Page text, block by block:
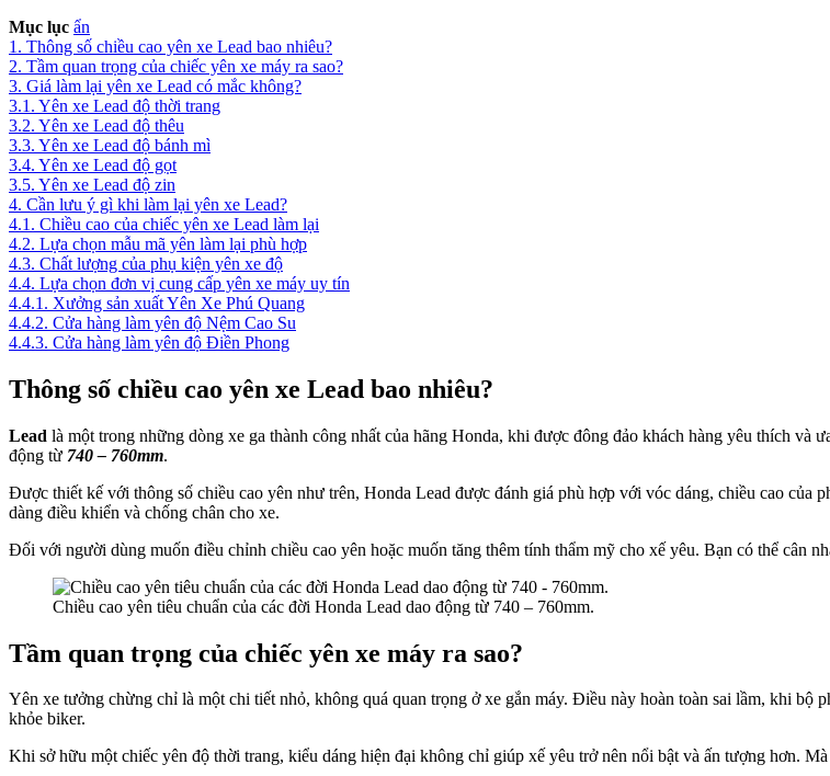
Mục lục ẩn
1. Thông số chiều cao yên xe Lead bao nhiêu?
2. Tầm quan trọng của chiếc yên xe máy ra sao?
3. Giá làm lại yên xe Lead có mắc không?
3.1. Yên xe Lead độ thời trang
3.2. Yên xe Lead độ thêu
3.3. Yên xe Lead độ bánh mì
3.4. Yên xe Lead độ gọt
3.5. Yên xe Lead độ zin
4. Cần lưu ý gì khi làm lại yên xe Lead?
4.1. Chiều cao của chiếc yên xe Lead làm lại
4.2. Lựa chọn mẫu mã yên làm lại phù hợp
4.3. Chất lượng của phụ kiện yên xe độ
4.4. Lựa chọn đơn vị cung cấp yên xe máy uy tín
4.4.1. Xưởng sản xuất Yên Xe Phú Quang
4.4.2. Cửa hàng làm yên độ Nệm Cao Su
4.4.3. Cửa hàng làm yên độ Điền Phong
Thông số chiều cao yên xe Lead bao nhiêu?
Lead là một trong những dòng xe ga thành công nhất của hãng Honda, khi được đông đảo khách hàng yêu thích và
động từ 740 – 760mm.
Được thiết kế với thông số chiều cao yên như trên, Honda Lead được đánh giá phù hợp với vóc dáng, chiều cao
dàng điều khiển và chống chân cho xe.
Đối với người dùng muốn điều chỉnh chiều cao yên hoặc muốn tăng thêm tính thẩm mỹ cho xế yêu. Bạn có thể cân
Chiều cao yên tiêu chuẩn của các đời Honda Lead dao động từ 740 – 760mm.
Tầm quan trọng của chiếc yên xe máy ra sao?
Yên xe tưởng chừng chỉ là một chi tiết nhỏ, không quá quan trọng ở xe gắn máy. Điều này hoàn toàn sai lầm, khi bộ
khỏe biker.
Khi sở hữu một chiếc yên độ thời trang, kiểu dáng hiện đại không chỉ giúp xế yêu trở nên nổi bật và ấn tượng hơn.